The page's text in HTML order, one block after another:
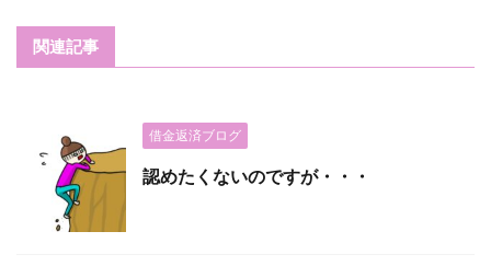
関連記事
借金返済ブログ
認めたくないのですが・・・